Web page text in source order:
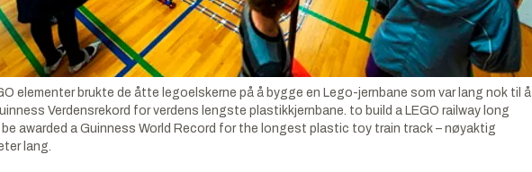
elementer brukte de åtte legoelskerne på å bygge en Lego-jernbane som var lang nok til å
Verdensrekord for verdens lengste plastikkjernbane. to build a LEGO railway long
awarded a Guinness World Record for the longest plastic toy train track – nøyaktig
lang.